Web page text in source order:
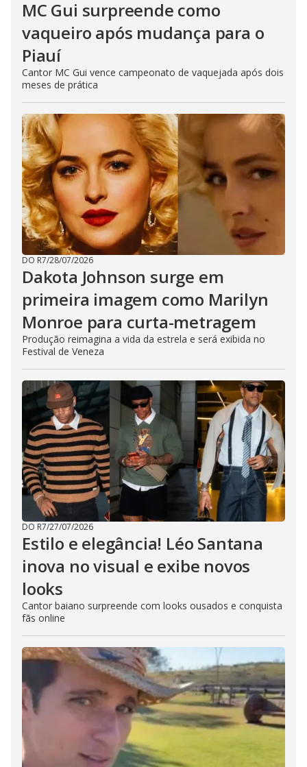
MC Gui surpreende como
vaqueiro após mudança para o
Piauí
Cantor MC Gui vence campeonato de vaquejada após dois
meses de prática
DO R7/28/07/2026
Dakota Johnson surge em
primeira imagem como Marilyn
Monroe para curta-metragem
Produção reimagina a vida da estrela e será exibida no
Festival de Veneza
DO R7/27/07/2026
Estilo e elegância! Léo Santana
inova no visual e exibe novos
looks
Cantor baiano surpreende com looks ousados e conquista
fãs online